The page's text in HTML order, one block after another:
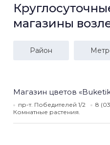
магазины
Район
Магазин цветов
пр-т. Победителей 1/2 8
Комнатные растения.